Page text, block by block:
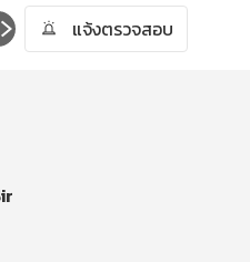
แจ้งตรวจสอบ